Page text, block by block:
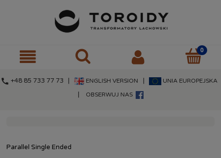
call +48 85 733 77 73 | ENGLISH VERSION UNIA EUROPEJSKA
OBSERWUJ NAS
Parallel Single Ended